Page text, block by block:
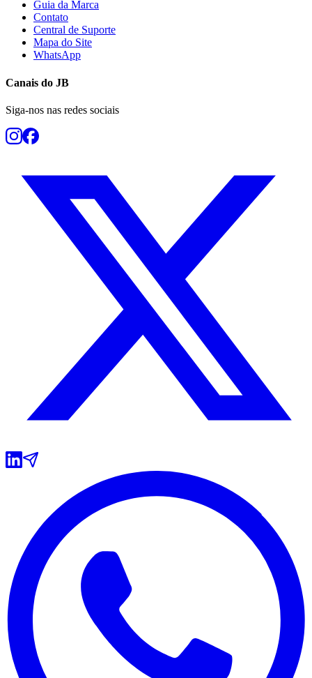
Guia da Marca
Contato
Central de Suporte
Mapa do Site
WhatsApp
Canais do JB
Siga-nos nas redes sociais